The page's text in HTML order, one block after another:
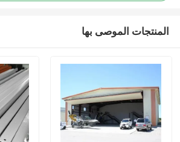
المنتجات الموصى بها